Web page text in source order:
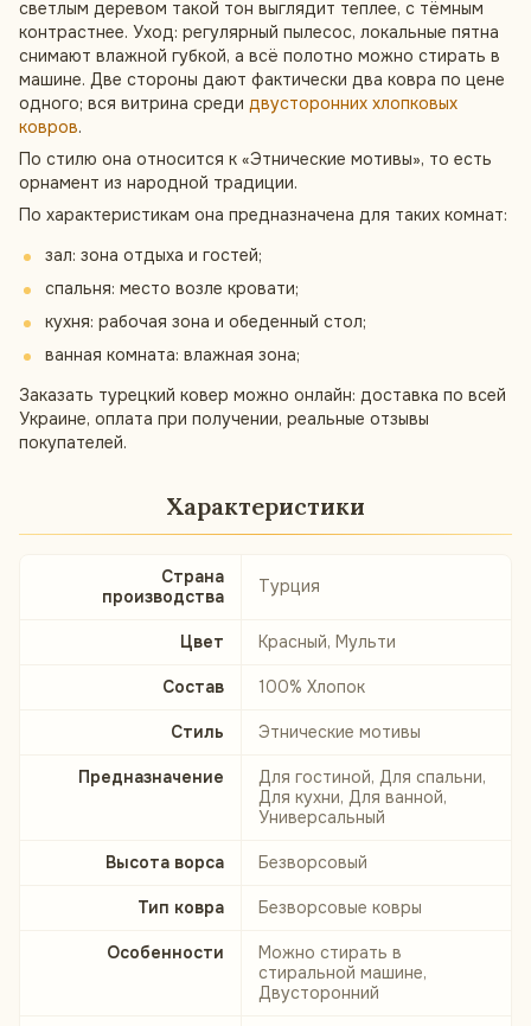
светлым деревом такой тон выглядит теплее, с тёмным
контрастнее. Уход: регулярный пылесос, локальные пятна
снимают влажной губкой, а всё полотно можно стирать в
машине. Две стороны дают фактически два ковра по цене
одного; вся витрина среди двусторонних хлопковых
ковров.
По стилю она относится к «Этнические мотивы», то есть
орнамент из народной традиции.
По характеристикам она предназначена для таких комнат:
зал: зона отдыха и гостей;
спальня: место возле кровати;
кухня: рабочая зона и обеденный стол;
ванная комната: влажная зона;
Заказать турецкий ковер можно онлайн: доставка по всей
Украине, оплата при получении, реальные отзывы
покупателей.
Характеристики
Страна
производства
Турция
Цвет Красный, Мульти
Состав 100% Хлопок
Стиль Этнические мотивы
Предназначение
Для гостиной, Для спальни,
Для кухни, Для ванной,
Универсальный
Высота ворса Безворсовый
Тип ковра Безворсовые ковры
Особенности
Можно стирать в
стиральной машине,
Двусторонний